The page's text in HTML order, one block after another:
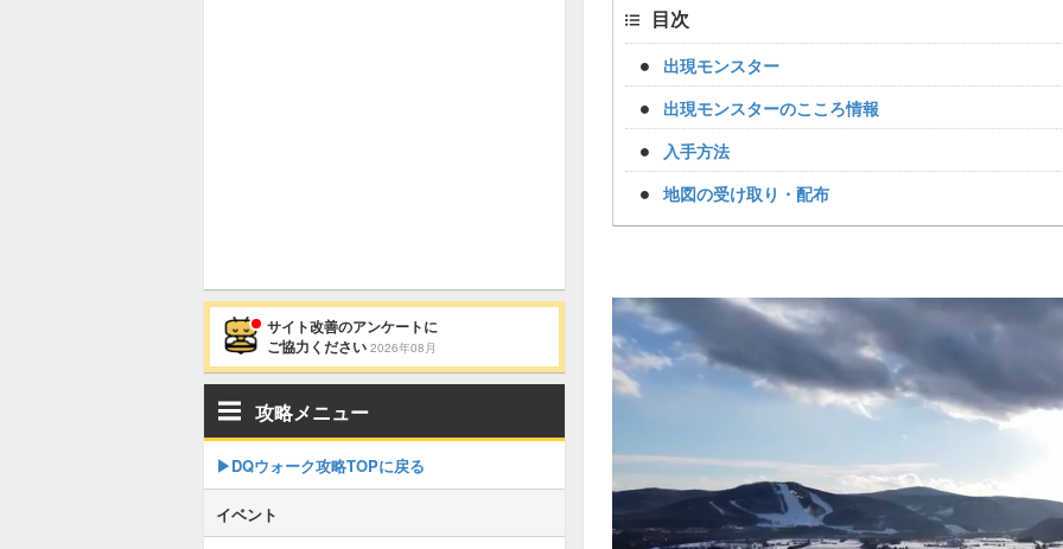
目次
出現モンスター
出現モンスターのこころ情報
入手方法
地図の受け取り・配布
サイト改善のアンケートに
ご協力ください 2026年08月
攻略メニュー
▶︎DQウォーク攻略TOPに戻る
イベント